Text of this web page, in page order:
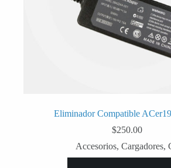
Eliminador Compatible
$250.00
Accesorios, Cargadores,